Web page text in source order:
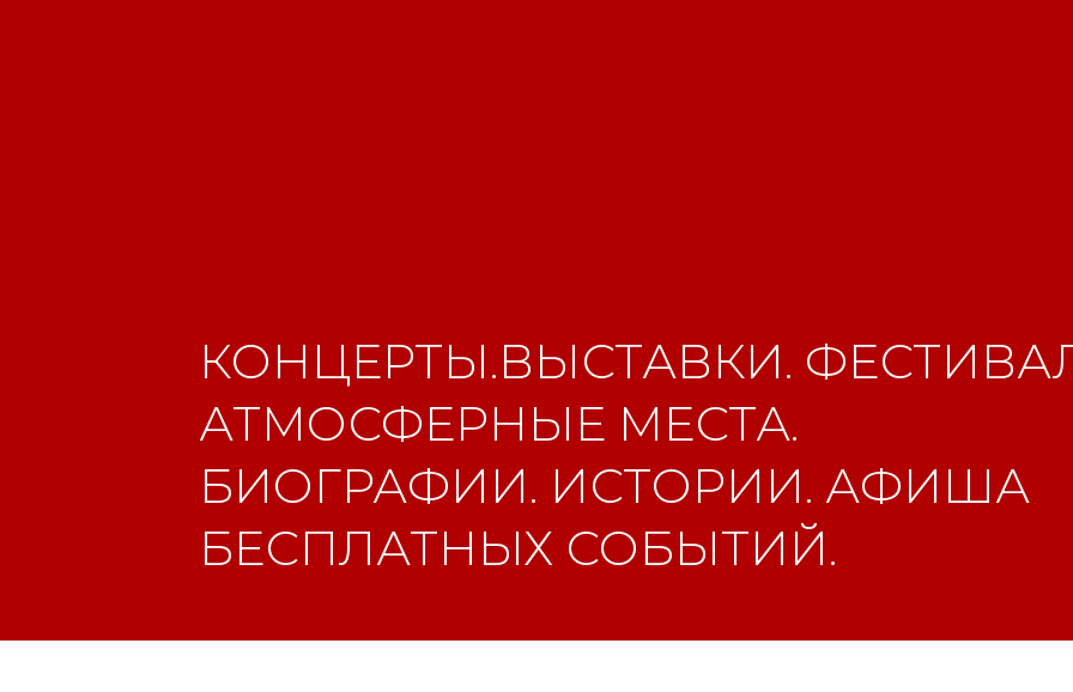
КОНЦЕРТЫ.ВЫСТАВКИ.
АТМОСФЕРНЫЕ МЕСТА.
БИОГРАФИИ. ИСТОРИИ. АФИША
БЕСПЛАТНЫХ СОБЫТИЙ.